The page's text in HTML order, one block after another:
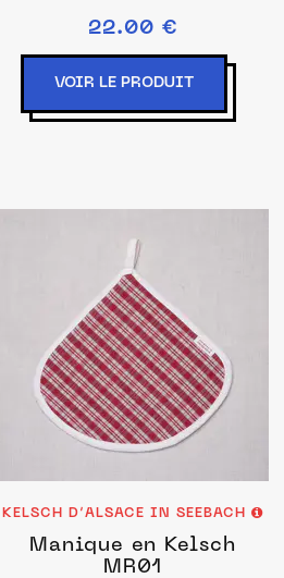
22.00 €
VOIR LE PRODUIT
KELSCH D’ALSACE IN SEEBACH
Manique en Kelsch
MR01